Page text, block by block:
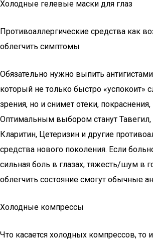
Холодные гелевые маски для глаз
Противоаллергические средства как
облегчить симптомы
Обязательно нужно выпить
который не только быстро «успокоит»
зрения, но и снимет отеки, покраснения,
Оптимальным выбором станут Тавегил,
Кларитин, Цетеризин и другие
средства нового поколения. Если
сильная боль в глазах, тяжесть/шум в
облегчить состояние смогут обычные
Холодные компрессы
Что касается холодных компрессов, то